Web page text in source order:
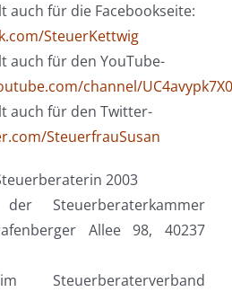
auch für die Facebookseite:
SteuerKettwig
auch für den YouTube-
channel/
auch für den Twitter-
SteuerfrauSusan
2003
Steuerberaterkammer
Allee 98, 40237
Steuerberaterverband